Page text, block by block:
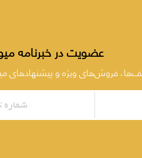
عضویت در خبرنامه
فروش‌های ویژه و پیشنهادهای